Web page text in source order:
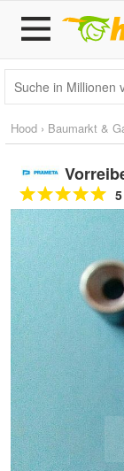
Hood › Baumarkt &
5